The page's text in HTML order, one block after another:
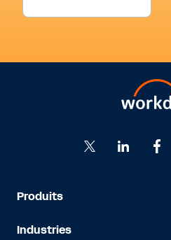
Produits
Industries